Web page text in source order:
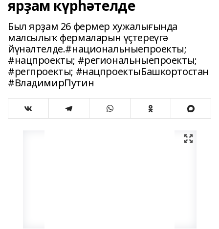
ярҙам күрһәтелде
Был ярҙам 26 фермер хужалығында
малсылыҡ фермаларын үҫтереүгә
йүнәлтелде.#национальныепроекты;
#нацпроекты; #региональныепроекты;
#регпроекты; #нацпроектыБашкортостан
#ВладимирПутин